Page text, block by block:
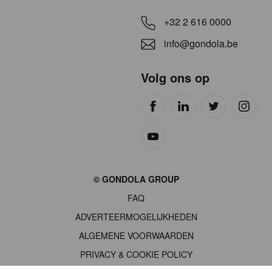
+32 2 616 0000
info@gondola.be
Volg ons op
© GONDOLA GROUP
FAQ
ADVERTEERMOGELIJKHEDEN
ALGEMENE VOORWAARDEN
PRIVACY & COOKIE POLICY